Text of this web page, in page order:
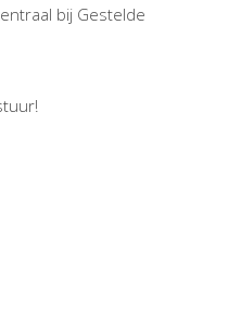
bij Gestelde